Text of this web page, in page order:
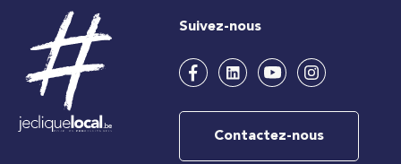
Suivez-nous
Contactez-nous